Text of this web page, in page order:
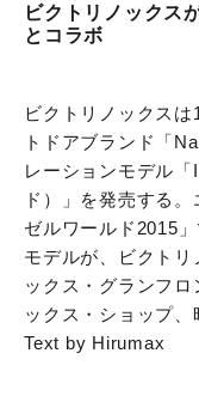
ビクトリノックス
とコラボ
ビクトリノックス
トドアブランド「
レーションモデル
ド）」を発売する
ゼルワールド2015
モデルが、ビクトリ
ックス・グランフ
ックス・ショップ、
Text by Hirumax